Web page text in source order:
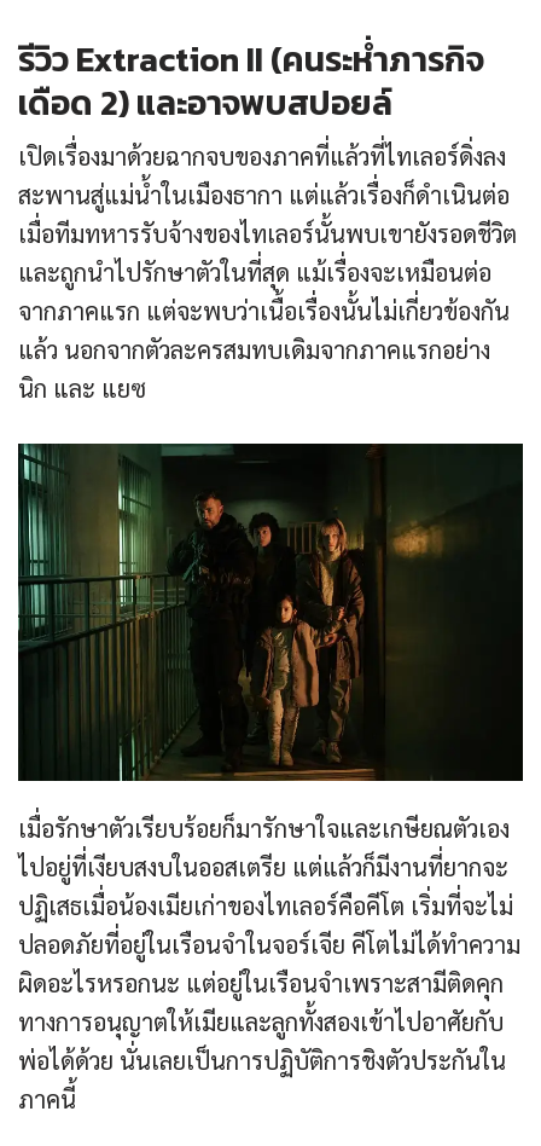
รีวิว Extraction II (คนระห่ำภารกิจ
เดือด 2) และอาจพบสปอยล์
เปิดเรื่องมาด้วยฉากจบของภาคที่แล้วที่ไทเลอร์ดิ่งลง
สะพานสู่แม่น้ำในเมืองธากา แต่แล้วเรื่องก็ดำเนินต่อ
เมื่อทีมทหารรับจ้างของไทเลอร์นั้นพบเขายังรอดชีวิต
และถูกนำไปรักษาตัวในที่สุด แม้เรื่องจะเหมือนต่อ
จากภาคแรก แต่จะพบว่าเนื้อเรื่องนั้นไม่เกี่ยวข้องกัน
แล้ว นอกจากตัวละครสมทบเดิมจากภาคแรกอย่าง
นิก และ แยซ
เมื่อรักษาตัวเรียบร้อยก็มารักษาใจและเกษียณตัวเอง
ไปอยู่ที่เงียบสงบในออสเตรีย แต่แล้วก็มีงานที่ยากจะ
ปฏิเสธเมื่อน้องเมียเก่าของไทเลอร์คือคีโต เริ่มที่จะไม่
ปลอดภัยที่อยู่ในเรือนจำในจอร์เจีย คีโตไม่ได้ทำความ
ผิดอะไรหรอกนะ แต่อยู่ในเรือนจำเพราะสามีติดคุก
ทางการอนุญาตให้เมียและลูกทั้งสองเข้าไปอาศัยกับ
พ่อได้ด้วย นั่นเลยเป็นการปฏิบัติการชิงตัวประกันใน
ภาคนี้